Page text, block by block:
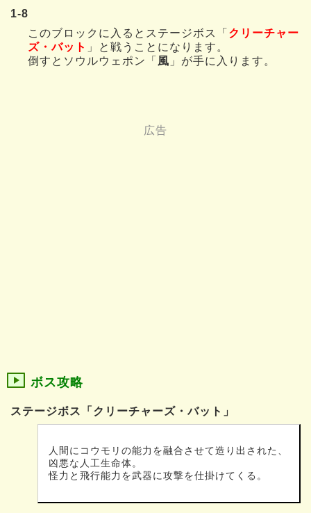
1-8
このブロックに入るとステージボス「 クリーチャー
ズ・バット 」と戦うことになります。
倒すとソウルウェポン「 風 」が手に入ります。
ボス攻略
ステージボス「クリーチャーズ・バット」
人間にコウモリの能力を融合させて造り出された、
凶悪な人工生命体。
怪力と飛行能力を武器に攻撃を仕掛けてくる。